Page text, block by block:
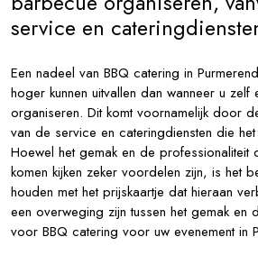
service en
Een nadeel van BBQ catering in
hoger kunnen uitvallen dan wanneer u
organiseren. Dit komt voornamelijk door
van de service en cateringdiensten die
Hoewel het gemak en de professionaliteit
komen kijken zeker voordelen zijn, is het
houden met het prijskaartje dat hieraan
een overweging zijn tussen het gemak en
voor BBQ catering voor uw evenement in